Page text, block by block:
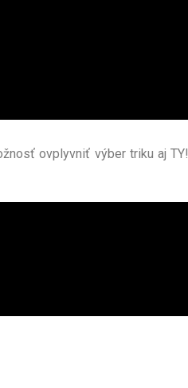
ovplyvniť výber triku aj TY!